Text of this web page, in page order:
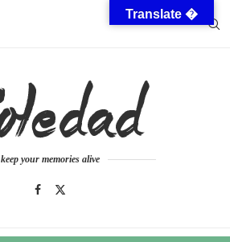
keep your memories alive
Translate �